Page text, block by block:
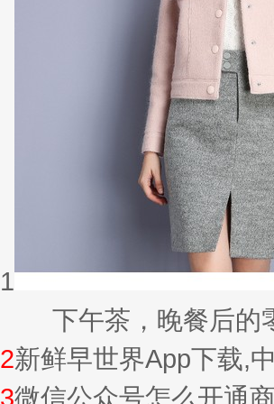
1
下午茶，晚餐后的
2新鲜早世界App下载,
3微信公众号怎么开通